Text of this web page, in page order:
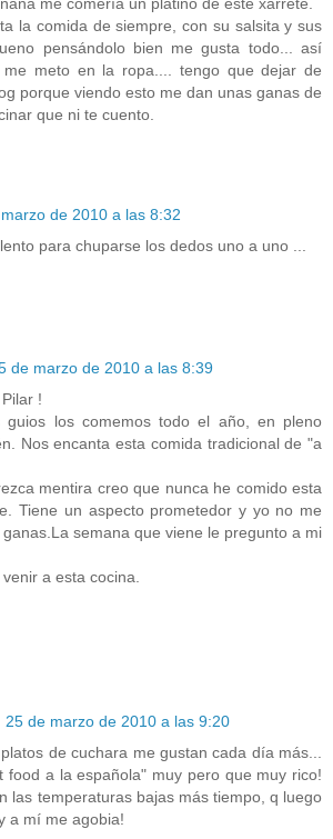
me comería un platiño de este xarrete.
la comida de siempre, con su salsita y sus
pensándolo bien me gusta todo... así
meto en la ropa.... tengo que dejar de
porque viendo esto me dan unas ganas de
que ni te cuento.
de 2010 a las 8:32
para chuparse los dedos uno a uno ...
de marzo de 2010 a las 8:39
!
guios los comemos todo el año, en pleno
Nos encanta esta comida tradicional de "a
mentira creo que nunca he comido esta
Tiene un aspecto prometedor y yo no me
semana que viene le pregunto a mi
a esta cocina.
25 de marzo de 2010 a las 9:20
de cuchara me gustan cada día más...
food a la española" muy pero que muy rico!
las temperaturas bajas más tiempo, q luego
a mí me agobia!